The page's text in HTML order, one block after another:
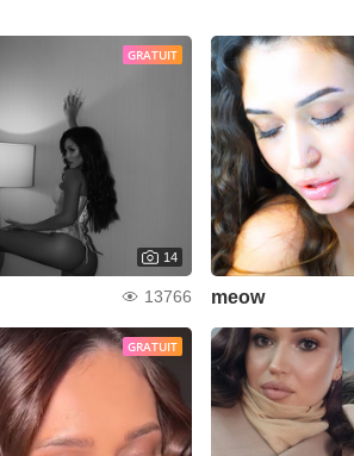
GRATUIT
14
13766 meow
GRATUIT